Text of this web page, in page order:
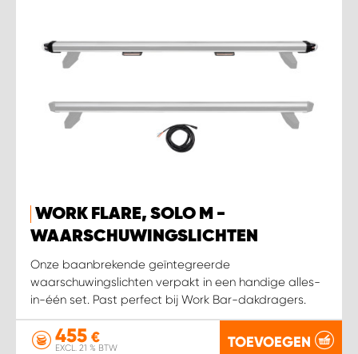
WORK FLARE, SOLO M -
WAARSCHUWINGSLICHTEN
Onze baanbrekende geïntegreerde
waarschuwingslichten verpakt in een handige alles-
in-één set. Past perfect bij Work Bar-dakdragers.
455 €
EXCL. 21 % BTW TOEVOEGEN